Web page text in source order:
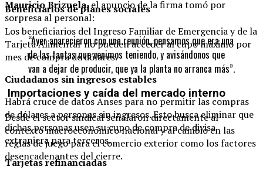
Beneficiarios de planes sociales
Los beneficiarios del Ingreso Familiar de Emergencia y de la
Tarjeta Alimentar no pueden acceder al cupo máximo por
mes de compra de dólares.
Ciudadanos sin ingresos estables
Habrá cruce de datos Anses para no permitir las compras
de dólares a personas sin ingresos. Esto busca eliminar que
dichas personas usen su cupo de compra de divisa
extranjera para terceros.
Tarjetas refinanciadas
Mauricio Brizuela, el anuncio de la firma tomó por
sorpresa al personal:
“Ayer aparecieron con una reunión, pensamos que era una
de las tantas que venimos teniendo, y avisándonos que
van a dejar de producir, que ya la planta no arranca más”.
Importaciones y caída del mercado interno
Desde el sector sindical señalaron directamente al
contexto macroeconómico nacional y al cambio en las
reglas de juego para el comercio exterior como los factores
desencadenantes del cierre.